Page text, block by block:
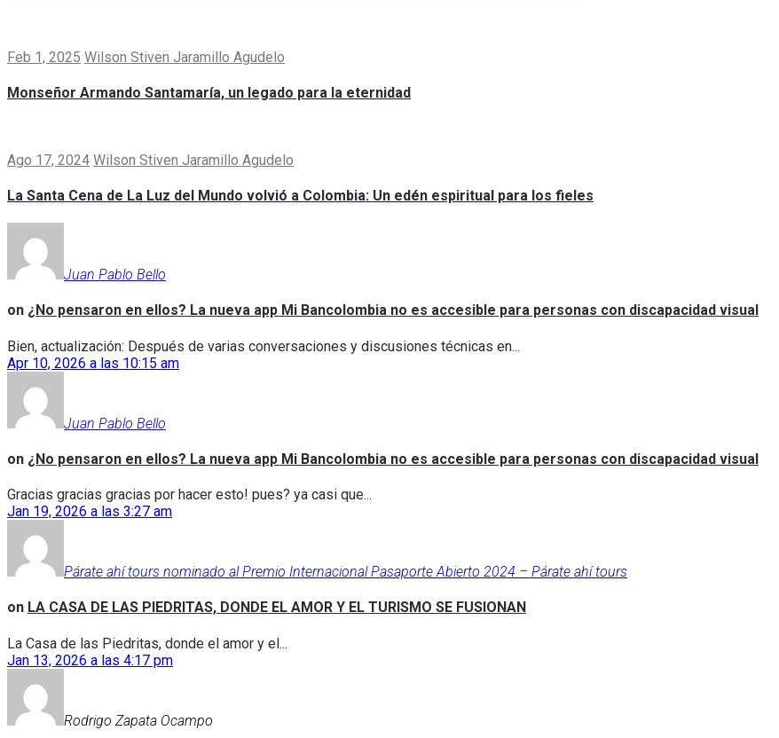
Feb 1, 2025 Wilson Stiven Jaramillo Agudelo
Monseñor Armando Santamaría, un legado para la eternidad
Ago 17, 2024 Wilson Stiven Jaramillo Agudelo
La Santa Cena de La Luz del Mundo volvió a Colombia: Un edén espiritual para los fieles
Juan Pablo Bello
on ¿No pensaron en ellos? La nueva app Mi Bancolombia no es accesible para personas con discapacidad visual
Bien, actualización: Después de varias conversaciones y discusiones técnicas en...
Apr 10, 2026 a las 10:15 am
Juan Pablo Bello
on ¿No pensaron en ellos? La nueva app Mi Bancolombia no es accesible para personas con discapacidad visual
Gracias gracias gracias por hacer esto! pues? ya casi que...
Jan 19, 2026 a las 3:27 am
Párate ahí tours nominado al Premio Internacional Pasaporte Abierto 2024 – Párate ahí tours
on LA CASA DE LAS PIEDRITAS, DONDE EL AMOR Y EL TURISMO SE FUSIONAN
La Casa de las Piedritas, donde el amor y el...
Jan 13, 2026 a las 4:17 pm
Rodrigo Zapata Ocampo